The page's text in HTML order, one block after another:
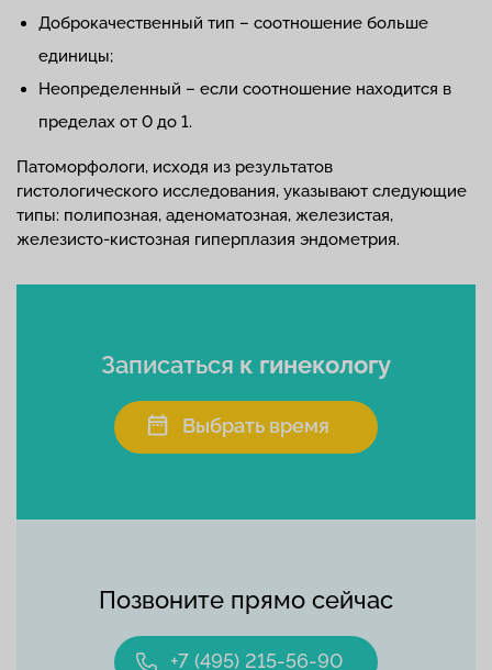
Доброкачественный тип – соотношение больше
единицы;
Неопределенный – если соотношение находится в
пределах от 0 до 1.
Патоморфологи, исходя из результатов
гистологического исследования, указывают следующие
типы: полипозная, аденоматозная, железистая,
железисто-кистозная гиперплазия эндометрия.
Позвоните прямо сейчас
+7 (495) 215-56-90
Записаться к гинекологу
Выбрать время